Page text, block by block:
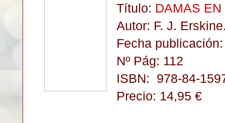
Título: DAMAS
Autor: F. J.
Fecha
Nº Pág: 112
ISBN: 978-84-
Precio: 14,95 €